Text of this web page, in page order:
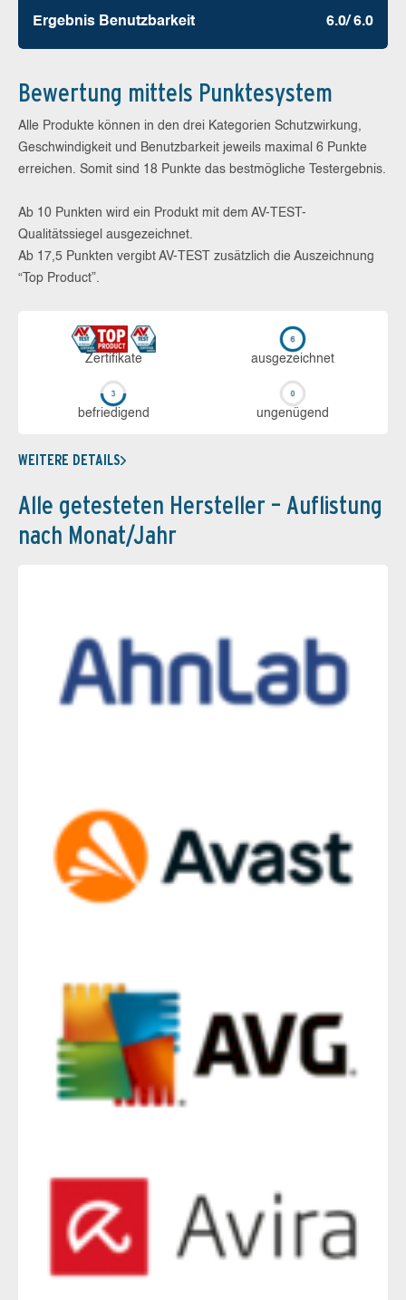
Ergebnis Benutz­barkeit 6.0/ 6.0
Bewertung mittels Punktesystem
Alle Produkte können in den drei Kategorien Schutzwirkung,
Geschwindigkeit und Benutzbarkeit jeweils maximal 6 Punkte
erreichen. Somit sind 18 Punkte das bestmögliche Testergebnis.
Ab 10 Punkten wird ein Produkt mit dem AV-TEST-
Qualitätssiegel ausgezeichnet.
Ab 17,5 Punkten vergibt AV-TEST zusätzlich die Auszeichnung
“Top Product”.
Zerti­fikate aus­ge­zeich­net
be­frie­di­gend un­ge­nü­gend
WEITERE DETAILS
Alle getesteten Hersteller – Auflistung
nach Monat/Jahr